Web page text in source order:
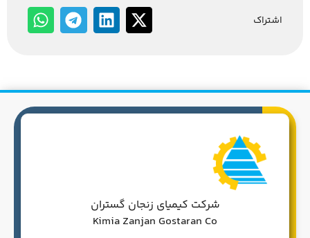
اشتراک
شرکت کیمیای زنجان گستران
Kimia Zanjan Gostaran Co